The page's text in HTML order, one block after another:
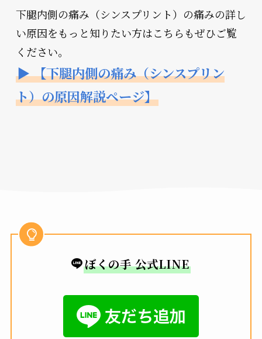
下腿内側の痛み（シンスプリント）の痛みの詳し
い原因をもっと知りたい方はこちらもぜひご覧
ください。
▶ 【下腿内側の痛み（シンスプリン
ト）の原因解説ページ】
ぼくの手 公式LINE